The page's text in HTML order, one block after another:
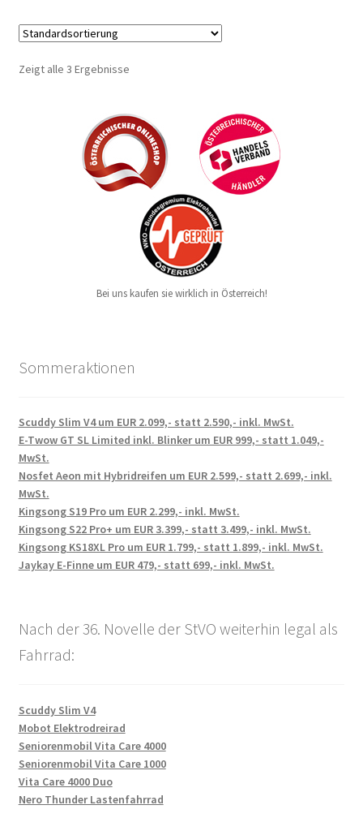
Zeigt alle 3 Ergebnisse
Bei uns kaufen sie wirklich in Österreich!
Sommeraktionen
Scuddy Slim V4 um EUR 2.099,- statt 2.590,- inkl. MwSt.
E-Twow GT SL Limited inkl. Blinker um EUR 999,- statt 1.049,-
MwSt.
Nosfet Aeon mit Hybridreifen um EUR 2.599,- statt 2.699,- inkl.
MwSt.
Kingsong S19 Pro um EUR 2.299,- inkl. MwSt.
Kingsong S22 Pro+ um EUR 3.399,- statt 3.499,- inkl. MwSt.
Kingsong KS18XL Pro um EUR 1.799,- statt 1.899,- inkl. MwSt.
Jaykay E-Finne um EUR 479,- statt 699,- inkl. MwSt.
Nach der 36. Novelle der StVO weiterhin legal als
Fahrrad:
Scuddy Slim V4
Mobot Elektrodreirad
Seniorenmobil Vita Care 4000
Seniorenmobil Vita Care 1000
Vita Care 4000 Duo
Nero Thunder Lastenfahrrad